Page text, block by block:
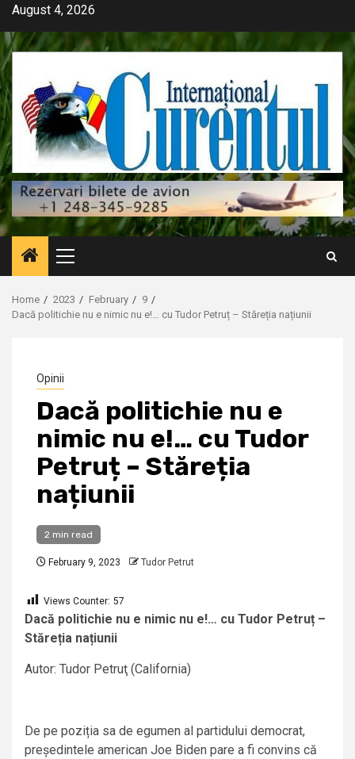
Skip
content
August 4, 2026
Primary
Menu
Home 2023 February
9
Dacă politichie nu e nimic nu e!… cu Tudor Petruț – Stăreția națiunii
Opinii
Dacă politichie nu e
nimic nu e!… cu Tudor
Petruț – Stăreția
națiunii
2 min read
February 9, 2023 Tudor Petrut
Views Counter: 57
Dacă politichie nu e nimic nu e!… cu Tudor Petruț –
Stăreția națiunii
Autor: Tudor Petruţ (California)
De pe poziția sa de egumen al partidului democrat,
președintele american Joe Biden pare a fi convins că